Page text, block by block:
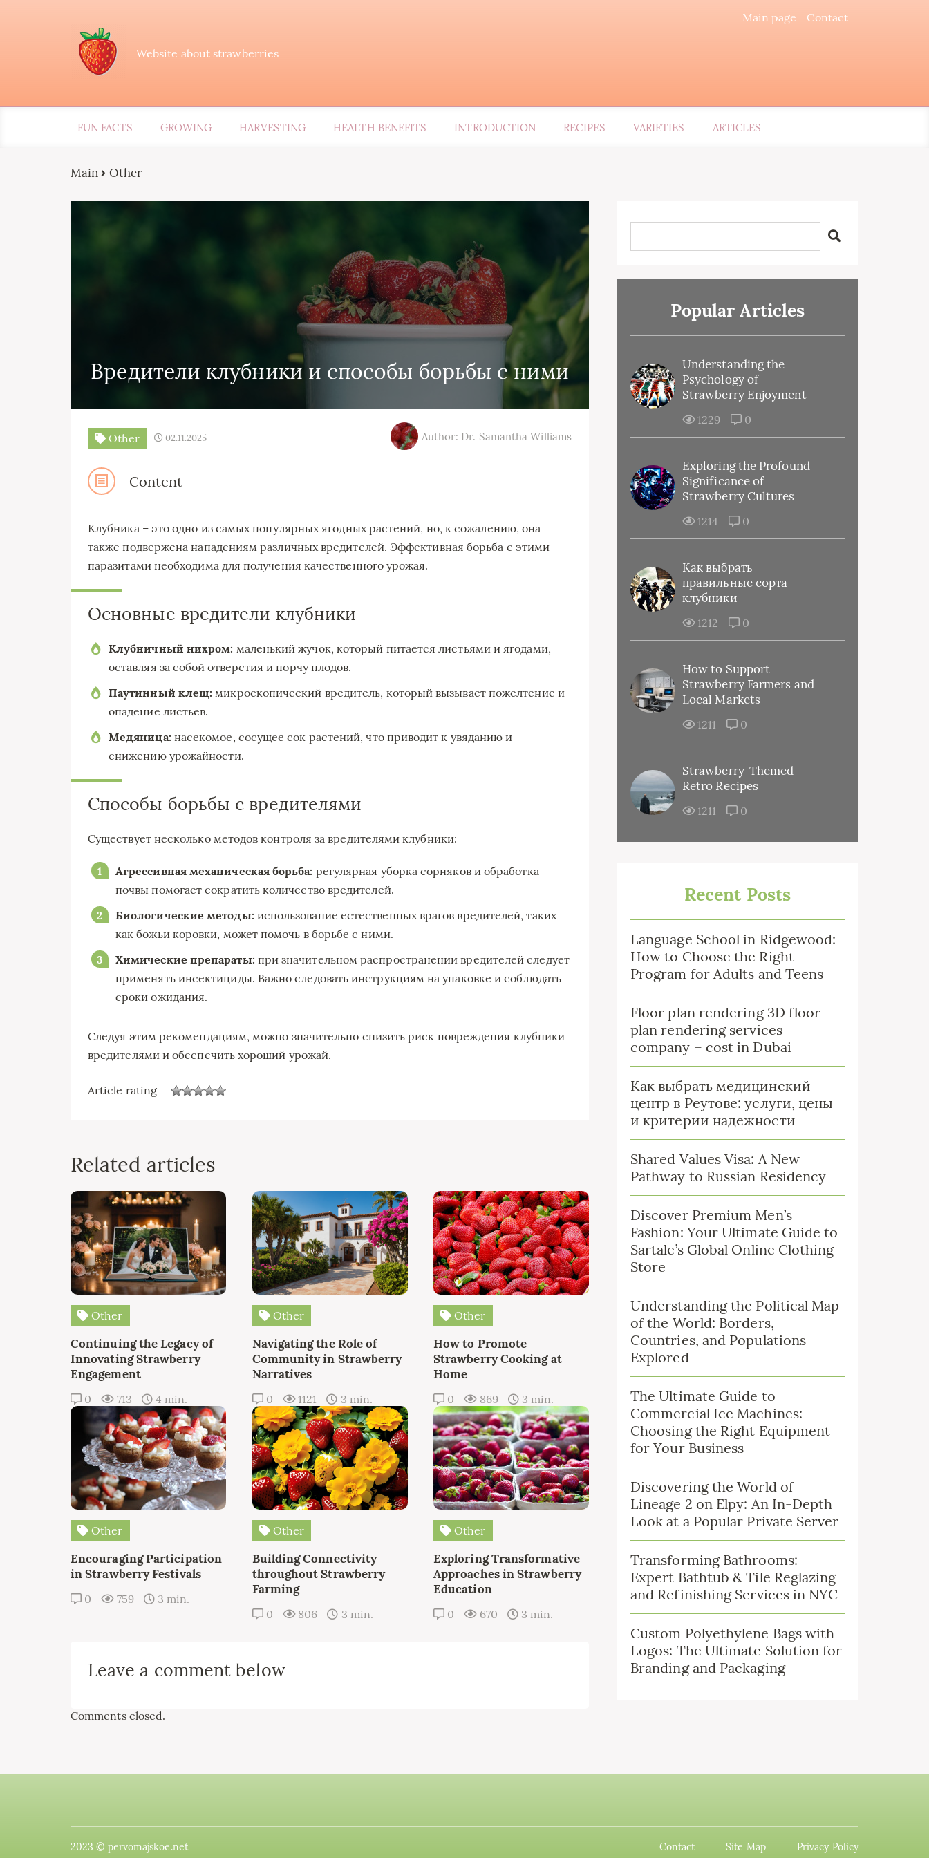
Main page Contact
Website about strawberries
FUN FACTS GROWING HARVESTING HEALTH BENEFITS INTRODUCTION RECIPES VARIETIES ARTICLES
Main Other
Вредители клубники и способы борьбы с ними
Other 02.11.2025 Author: Dr. Samantha Williams
Content
Клубника – это одно из самых популярных ягодных растений, но, к сожалению, она
также подвержена нападениям различных вредителей. Эффективная борьба с этими
паразитами необходима для получения качественного урожая.
Основные вредители клубники
Клубничный нихром: маленький жучок, который питается листьями и ягодами,
оставляя за собой отверстия и порчу плодов.
Паутинный клещ: микроскопический вредитель, который вызывает пожелтение и
опадение листьев.
Медяница: насекомое, сосущее сок растений, что приводит к увяданию и
снижению урожайности.
Способы борьбы с вредителями
Существует несколько методов контроля за вредителями клубники:
Агрессивная механическая борьба: регулярная уборка сорняков и обработка
почвы помогает сократить количество вредителей.
Биологические методы: использование естественных врагов вредителей, таких
как божьи коровки, может помочь в борьбе с ними.
Химические препараты: при значительном распространении вредителей следует
применять инсектициды. Важно следовать инструкциям на упаковке и соблюдать
сроки ожидания.
Следуя этим рекомендациям, можно значительно снизить риск повреждения клубники
вредителями и обеспечить хороший урожай.
Article rating
Related articles
Other
Continuing the Legacy of
Innovating Strawberry
Engagement
0 713 4 min.
Other
Navigating the Role of
Community in Strawberry
Narratives
0 1121 3 min.
Other
How to Promote
Strawberry Cooking at
Home
0 869 3 min.
Other
Encouraging Participation
in Strawberry Festivals
0 759 3 min.
Other
Building Connectivity
throughout Strawberry
Farming
0 806 3 min.
Other
Exploring Transformative
Approaches in Strawberry
Education
0 670 3 min.
Leave a comment below
Comments closed.
Popular Articles
Understanding the
Psychology of
Strawberry Enjoyment
1229 0
Exploring the Profound
Significance of
Strawberry Cultures
1214 0
Как выбрать
правильные сорта
клубники
1212 0
How to Support
Strawberry Farmers and
Local Markets
1211 0
Strawberry-Themed
Retro Recipes
1211 0
Recent Posts
Language School in Ridgewood:
How to Choose the Right
Program for Adults and Teens
Floor plan rendering 3D floor
plan rendering services
company – cost in Dubai
Как выбрать медицинский
центр в Реутове: услуги, цены
и критерии надежности
Shared Values Visa: A New
Pathway to Russian Residency
Discover Premium Men’s
Fashion: Your Ultimate Guide to
Sartale’s Global Online Clothing
Store
Understanding the Political Map
of the World: Borders,
Countries, and Populations
Explored
The Ultimate Guide to
Commercial Ice Machines:
Choosing the Right Equipment
for Your Business
Discovering the World of
Lineage 2 on Elpy: An In-Depth
Look at a Popular Private Server
Transforming Bathrooms:
Expert Bathtub & Tile Reglazing
and Refinishing Services in NYC
Custom Polyethylene Bags with
Logos: The Ultimate Solution for
Branding and Packaging
2023 © pervomajskoe.net Contact Site Map Privacy Policy